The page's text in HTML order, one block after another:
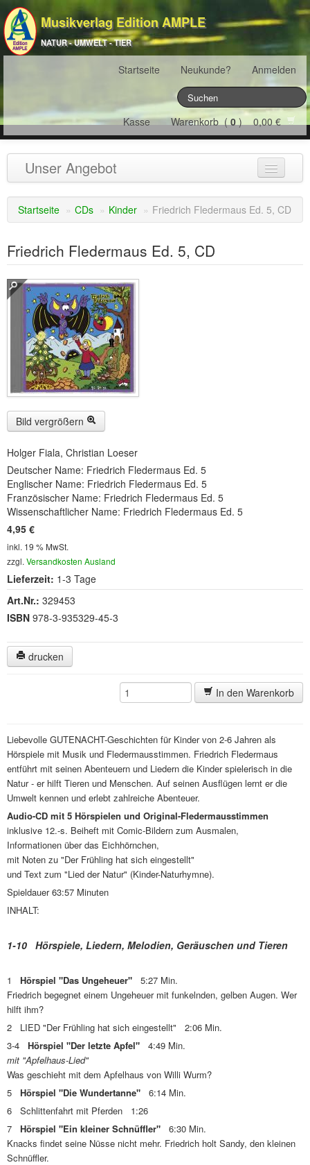
Musikverlag Edition AMPLE
NATUR - UMWELT - TIER
Startseite Neukunde? Anmelden
Kasse Warenkorb (0) 0,00 €
Unser Angebot
NATURJAHR(12)
ÖSTERREICH(22)
FRANKREICH(19)
SCHWEIZ(16)
Buckelwiesen und Karwendelgebirge
Serie ENTSPANNUNG NATUR
CDs
SOFORT HERUNTERLADEN
CD-ROM-MP3/DVD-ROM-MP3
DVD-Videos(8)
Spezial, Buch(28)
Engl./Franz. Produkte(33)
Themensuche
Soundarchiv
Startseite » CDs » Kinder » Friedrich Fledermaus Ed. 5, CD
Friedrich Fledermaus Ed. 5, CD
Bild vergrößern
Holger Fiala, Christian Loeser
Deutscher Name: Friedrich Fledermaus Ed. 5
Englischer Name: Friedrich Fledermaus Ed. 5
Französischer Name: Friedrich Fledermaus Ed. 5
Wissenschaftlicher Name: Friedrich Fledermaus Ed. 5
4,95 €
inkl. 19 % MwSt.
zzgl. Versandkosten Ausland
Lieferzeit: 1-3 Tage
Art.Nr.: 329453
ISBN 978-3-935329-45-3
drucken
In den Warenkorb
Liebevolle GUTENACHT-Geschichten für Kinder von 2-6 Jahren als
Hörspiele mit Musik und Fledermausstimmen. Friedrich Fledermaus
entführt mit seinen Abenteuern und Liedern die Kinder spielerisch in die
Natur - er hilft Tieren und Menschen. Auf seinen Ausflügen lernt er die
Umwelt kennen und erlebt zahlreiche Abenteuer.
Audio-CD mit 5 Hörspielen und Original-Fledermausstimmen
inklusive 12.-s. Beiheft mit Comic-Bildern zum Ausmalen,
Informationen über das Eichhörnchen,
mit Noten zu "Der Frühling hat sich eingestellt"
und Text zum "Lied der Natur" (Kinder-Naturhymne).
Spieldauer 63:57 Minuten
INHALT:
1-10 Hörspiele, Liedern, Melodien, Geräuschen und Tieren
1 Hörspiel "Das Ungeheuer" 5:27 Min.
Friedrich begegnet einem Ungeheuer mit funkelnden, gelben Augen. Wer
hilft ihm?
2 LIED "Der Frühling hat sich eingestellt" 2:06 Min.
3-4 Hörspiel "Der letzte Apfel"
4:49 Min.
mit "Apfelhaus-Lied"
Was geschieht mit dem Apfelhaus von Willi Wurm?
5 Hörspiel "Die Wundertanne" 6:14 Min.
6 Schlittenfahrt mit Pferden 1:26
7 Hörspiel "Ein kleiner Schnüffler" 6:30 Min.
Knacks findet seine Nüsse nicht mehr. Friedrich holt Sandy, den kleinen
Schnüffler.